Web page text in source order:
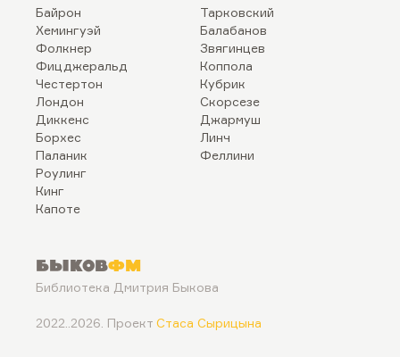
Байрон
Хемингуэй
Фолкнер
Фицджеральд
Честертон
Лондон
Диккенс
Борхес
Паланик
Роулинг
Кинг
Капоте
Тарковский
Балабанов
Звягинцев
Коппола
Кубрик
Скорсезе
Джармуш
Линч
Феллини
БыковФМ
Библиотека Дмитрия Быкова
2022..2026. Проект Стаса Сырицына